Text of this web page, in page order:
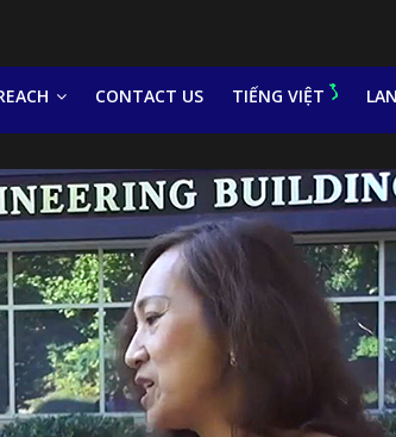
CONTACT US TIẾNG VIỆT